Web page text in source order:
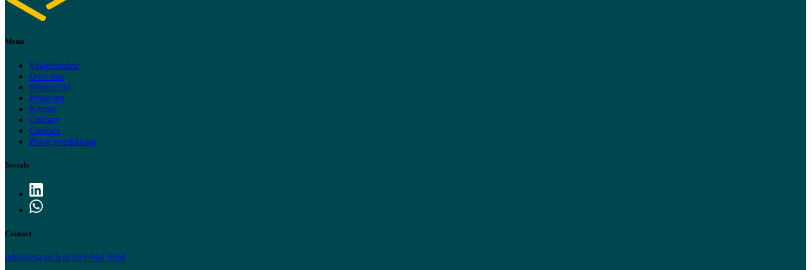
Menu
Vakgebieden
Over ons
Werken bij
Projecten
Kennis
Contact
Cookies
Privacyverklaring
Socials
Contact
info@esg-tech.nl 085 044 5500